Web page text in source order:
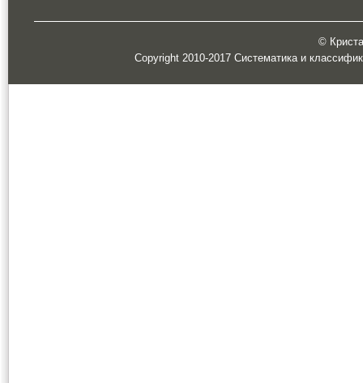
©
Copyright 2010-2017 Систематика и